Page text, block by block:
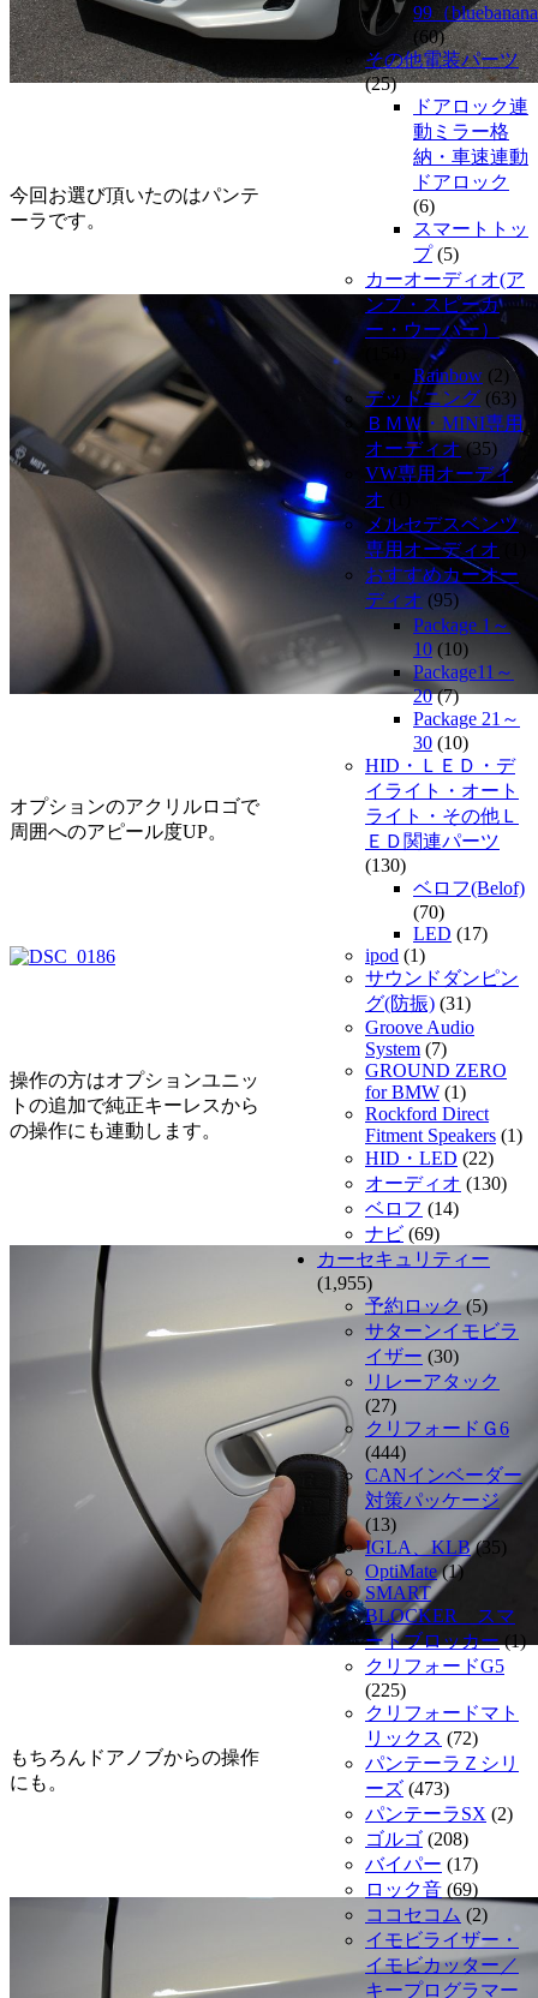
今回お選び頂いたのはパンテ
ーラです。
オプションのアクリルロゴで
周囲へのアピール度UP。
操作の方はオプションユニッ
トの追加で純正キーレスから
の操作にも連動します。
もちろんドアノブからの操作
にも。
99（
(60)
その他電装パーツ
(25)
ドアロック連
動ミラー格
納・車速連動
ドアロック
(6)
スマートトッ
プ(5)
カーオーディオ(ア
ンプ・スピーカ
ー・ウーハー）
Rainbow (2)
デッドニング (63)
ＢＭＷ・MINI専用
オーディオ (35)
VW専用オーディ
オ
メルセデスベンツ
専用オーディオ
おすすめカーオー
ディオ (95)
Package 1～
10 (10)
Package11～
20(7)
Package 21～
30 (10)
HID・ＬＥＤ・デ
イライト・オート
ライト・その他Ｌ
ＥＤ関連パーツ
(130)
ベロフ(Belof)
(70)
LED (17)
ipod (1)
サウンドダンピン
グ(防振) (31)
Groove Audio
System (7)
GROUND ZERO
for BMW (1)
Rockford Direct
Fitment Speakers (1)
HID・LED (22)
オーディオ (130)
ベロフ (14)
ナビ (69)
カーセキュリティー
(1,955)
予約ロック(5)
サターンイモビラ
イザー (30)
リレーアタック
(27)
クリフォードＧ6
(444)
CANインベーダー
対策パッケージ
(13)
IGLA、KLB(35)
OptiMate(1)
SMART
BLOCKER スマ
ートブロッカー(1)
クリフォードG5
(225)
クリフォードマト
リックス (72)
パンテーラＺシリ
ーズ (473)
パンテーラSX (2)
ゴルゴ (208)
バイパー (17)
ロック音 (69)
ココセコム (2)
イモビライザー・
イモビカッター／
キープログラマー